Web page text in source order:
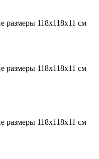
размеры 118х118х11 см
размеры 118х118х11 см
размеры 118х118х11 см